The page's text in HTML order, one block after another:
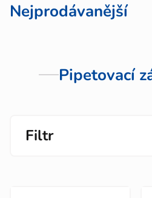
Pipetovací
Filtr
Nejprodávanější